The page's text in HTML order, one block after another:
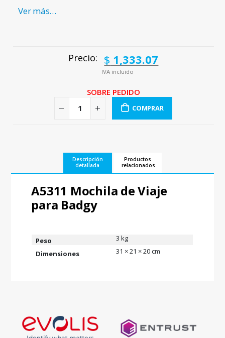
Ver más…
Precio: $ 1,333.07
IVA incluido
SOBRE PEDIDO
COMPRAR
Descripción
detallada
Productos
relacionados
A5311 Mochila de Viaje
para Badgy
Peso
3 kg
Dimensiones
31 × 21 × 20 cm